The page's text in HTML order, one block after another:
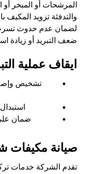
المرشحات أو المبخر أو
والتدفئة تزويد المكيف
لضمان عدم حدوث تسرب
ضعف التبريد أو زيادة
ايقاف عملية
تشخيص
ضمان
صيانة مكيفات
تقدم الشركة خدمات